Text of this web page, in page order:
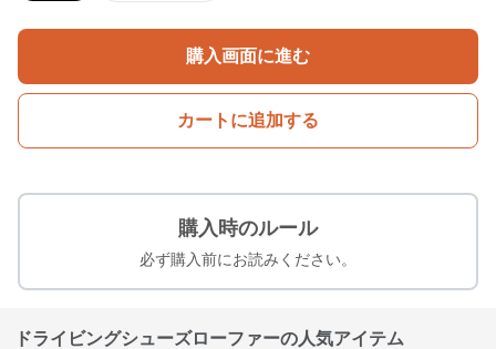
購入画面に進む
カートに追加する
購入時のルール
必ず購入前にお読みください。
ドライビングシューズローファーの人気アイテム